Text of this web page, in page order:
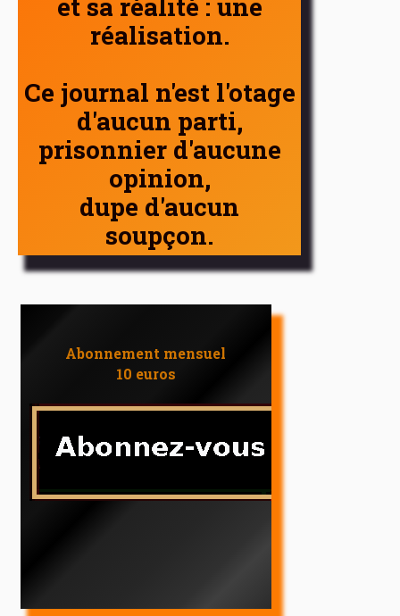
et sa réalité : une
réalisation.
Ce journal n'est l'otage
d'aucun parti,
prisonnier d'aucune
opinion,
dupe d'aucun
soupçon.
Abonnement mensuel
10 euros